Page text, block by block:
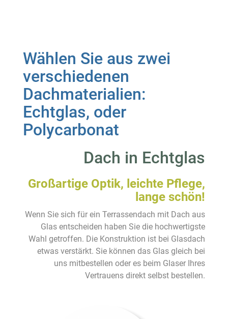
Wählen Sie aus zwei
verschiedenen
Dachmaterialien:
Echtglas, oder
Polycarbonat
Dach in Echtglas
Großartige Optik, leichte Pflege,
lange schön!
Wenn Sie sich für ein Terrassendach mit Dach aus
Glas entscheiden haben Sie die hochwertigste
Wahl getroffen. Die Konstruktion ist bei Glasdach
etwas verstärkt. Sie können das Glas gleich bei
uns mitbestellen oder es beim Glaser Ihres
Vertrauens direkt selbst bestellen.